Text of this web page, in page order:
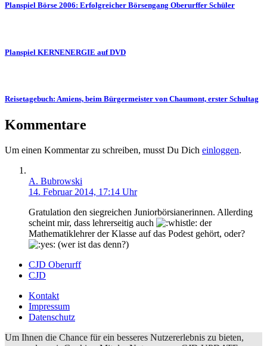
Planspiel Börse 2006: Erfolgreicher Börsengang Oberurffer Schüler
Planspiel KERNENERGIE auf DVD
Reisetagebuch: Amiens, beim Bürgermeister von Chaumont, erster Schultag
Kommentare
Um einen Kommentar zu schreiben, musst Du Dich einloggen.
A. Bubrowski
14. Februar 2014, 17:14 Uhr
Gratulation den siegreichen Juniorbörsianerinnen. Allerding
scheint mir, dass lehrerseitig auch
der
Mathematiklehrer der Klasse auf das Podest gehört, oder?
(wer ist das denn?)
CJD Oberurff
CJD
Kontakt
Impressum
Datenschutz
Um Ihnen die Chance für ein besseres Nutzererlebnis zu bieten,